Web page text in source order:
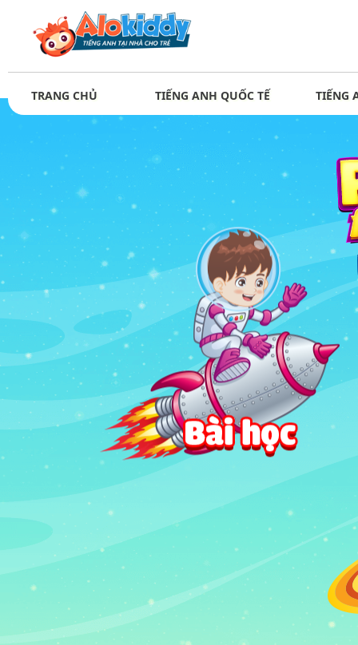
TRANG CHỦ TIẾNG ANH QUỐC TẾ TIẾNG